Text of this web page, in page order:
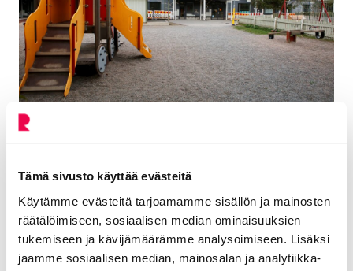
Tämä sivusto käyttää evästeitä
Käytämme evästeitä tarjoamamme sisällön ja mainosten
räätälöimiseen, sosiaalisen median ominaisuuksien
tukemiseen ja kävijämäärämme analysoimiseen. Lisäksi
jaamme sosiaalisen median, mainosalan ja analytiikka-
Peltosaaren päiväkoti Saturnus